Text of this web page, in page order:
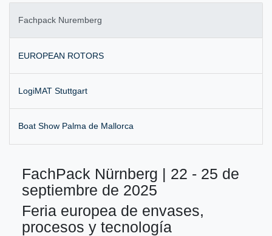
Fachpack Nuremberg
EUROPEAN ROTORS
LogiMAT Stuttgart
Boat Show Palma de Mallorca
FachPack Nürnberg | 22 - 25 de
septiembre de 2025
Feria europea de envases,
procesos y tecnología